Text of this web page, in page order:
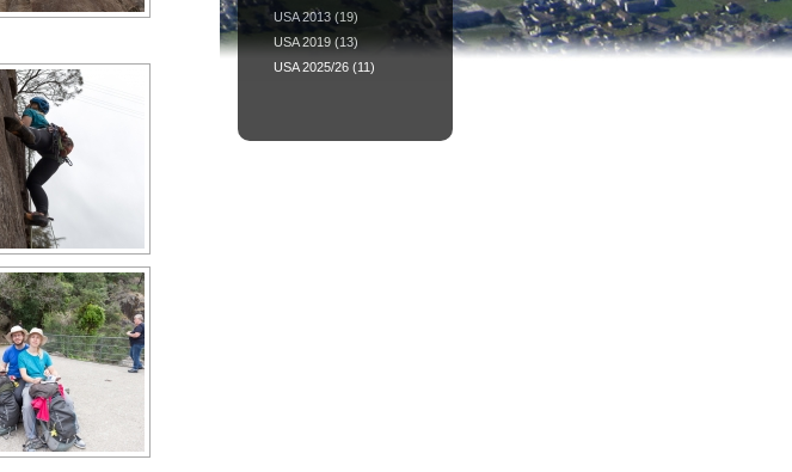
USA 2013(19)
USA 2019(13)
USA 2025/26(11)